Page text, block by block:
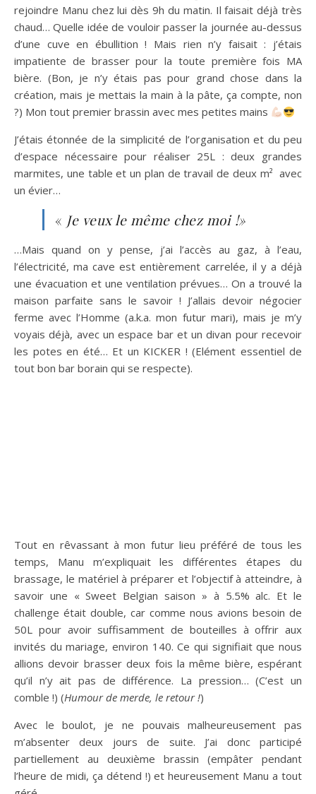
rejoindre Manu chez lui dès 9h du matin. Il faisait déjà très
chaud… Quelle idée de vouloir passer la journée au-dessus
d’une cuve en ébullition ! Mais rien n’y faisait : j’étais
impatiente de brasser pour la toute première fois MA
bière. (Bon, je n’y étais pas pour grand chose dans la
création, mais je mettais la main à la pâte, ça compte, non
?) Mon tout premier brassin avec mes petites mains
J’étais étonnée de la simplicité de l’organisation et du peu
d’espace nécessaire pour réaliser 25L : deux grandes
marmites, une table et un plan de travail de deux m² avec
un évier…
« Je veux le même chez moi !»
…Mais quand on y pense, j’ai l’accès au gaz, à l’eau,
l’électricité, ma cave est entièrement carrelée, il y a déjà
une évacuation et une ventilation prévues… On a trouvé la
maison parfaite sans le savoir ! J’allais devoir négocier
ferme avec l’Homme (a.k.a. mon futur mari), mais je m’y
voyais déjà, avec un espace bar et un divan pour recevoir
les potes en été… Et un KICKER ! (Elément essentiel de
tout bon bar borain qui se respecte).
Tout en rêvassant à mon futur lieu préféré de tous les
temps, Manu m’expliquait les différentes étapes du
brassage, le matériel à préparer et l’objectif à atteindre, à
savoir une « Sweet Belgian saison » à 5.5% alc. Et le
challenge était double, car comme nous avions besoin de
50L pour avoir suffisamment de bouteilles à offrir aux
invités du mariage, environ 140. Ce qui signifiait que nous
allions devoir brasser deux fois la même bière, espérant
qu’il n’y ait pas de différence. La pression… (C’est un
comble !) (Humour de merde, le retour !)
Avec le boulot, je ne pouvais malheureusement pas
m’absenter deux jours de suite. J’ai donc participé
partiellement au deuxième brassin (empâter pendant
l’heure de midi, ça détend !) et heureusement Manu a tout